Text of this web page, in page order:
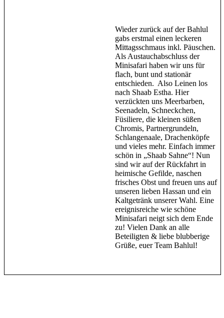
Wieder zurück auf der Bahlul
gabs erstmal einen leckeren
Mittagsschmaus inkl. Päuschen.
Als Austauchabschluss der
Minisafari haben wir uns für
flach, bunt und stationär
entschieden. Also Leinen los
nach Shaab Estha. Hier
verzückten uns Meerbarben,
Seenadeln, Schneckchen,
Füsiliere, die kleinen süßen
Chromis, Partnergrundeln,
Schlangenaale, Drachenköpfe
und vieles mehr. Einfach immer
schön in „Shaab Sahne“! Nun
sind wir auf der Rückfahrt in
heimische Gefilde, naschen
frisches Obst und freuen uns auf
unseren lieben Hassan und ein
Kaltgetränk unserer Wahl. Eine
ereignisreiche wie schöne
Minisafari neigt sich dem Ende
zu! Vielen Dank an alle
Beteiligten & liebe blubberige
Grüße, euer Team Bahlul!